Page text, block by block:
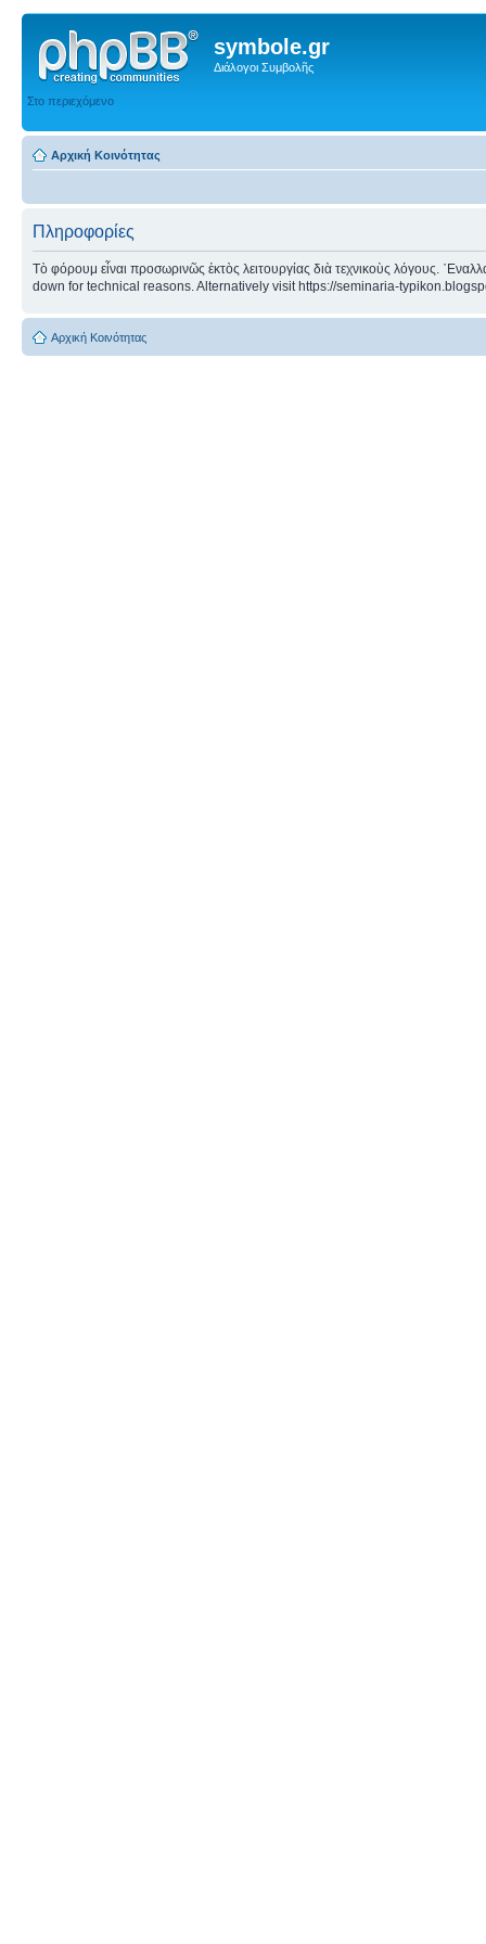
symbole.gr
Διάλογοι Συμβολῆς
Στο περιεχόμενο
Αρχική Κοινότητας
Πληροφορίες
Τὸ φόρουμ εἶναι προσωρινῶς ἐκτὸς λειτουργίας διὰ τεχνικοὺς λόγους.
down for technical reasons. Alternatively visit https://seminaria-
Αρχική Κοινότητας